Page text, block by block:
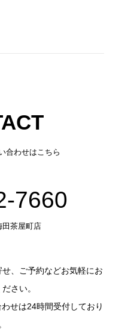
合わせはこちら
7660
田茶屋町店
、ご予約などお気軽にお
さい。
せは24時間受付しており